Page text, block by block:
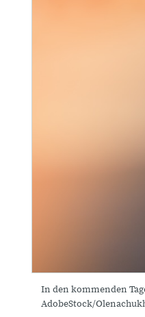
In den kommenden
AdobeStock/